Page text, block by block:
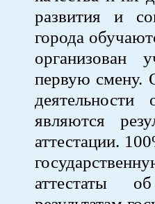
развития и
города
организован
первую смену.
деятельности
являются
аттестации.
аттестаты